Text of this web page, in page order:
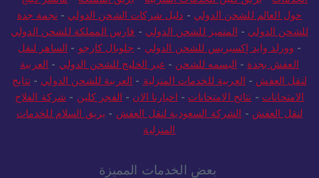
حول العالم للشحن الدولي - دليل شركات الشحن الدولي - نجمة جدة
للشحن الدولي - المتميز للشحن الدولي - فارس المملكة للشحن الدولي
- وورلد وايد إكسبريس للشحن الدولي - جلوبال كارجو - الساهر لنقل
العفش بجدة - البسمه للشحن - عبر الخليج للشحن الدولي - العربية
لنقل العفش - العربية للخدمات المنزلية - العربية للشحن الدولي - نتايج
الامتحانات - نتائج الامتحانات - اخبارنا الان - الفجر كلين - شركة الفلاح
لنقل العفش - الشركة السعودية لنقل العفش - بريق السلام للخدمات
المنزلية
بعض الخدمات المميزة